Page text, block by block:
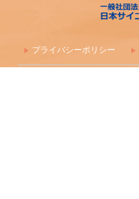
プライバシーポリシー